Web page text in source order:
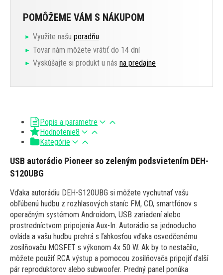
POMÔŽEME VÁM S NÁKUPOM
Využite našu poradňu
Tovar nám môžete vrátiť do 14 dní
Vyskúšajte si produkt u nás na predajne
Popis a parametre
Hodnotenie8
Kategórie
USB autorádio Pioneer so zeleným podsvietením DEH-
S120UBG
Vďaka autorádiu DEH-S120UBG si môžete vychutnať vašu
obľúbenú hudbu z rozhlasových staníc FM, CD, smartfónov s
operačným systémom Androidom, USB zariadení alebo
prostredníctvom pripojenia Aux-In. Autorádio sa jednoducho
ovláda a vašu hudbu prehrá s ľahkosťou vďaka osvedčenému
zosilňovaču MOSFET s výkonom 4x 50 W. Ak by to nestačilo,
môžete použiť RCA výstup a pomocou zosilňovača pripojiť ďalší
pár reproduktorov alebo subwoofer. Predný panel ponúka